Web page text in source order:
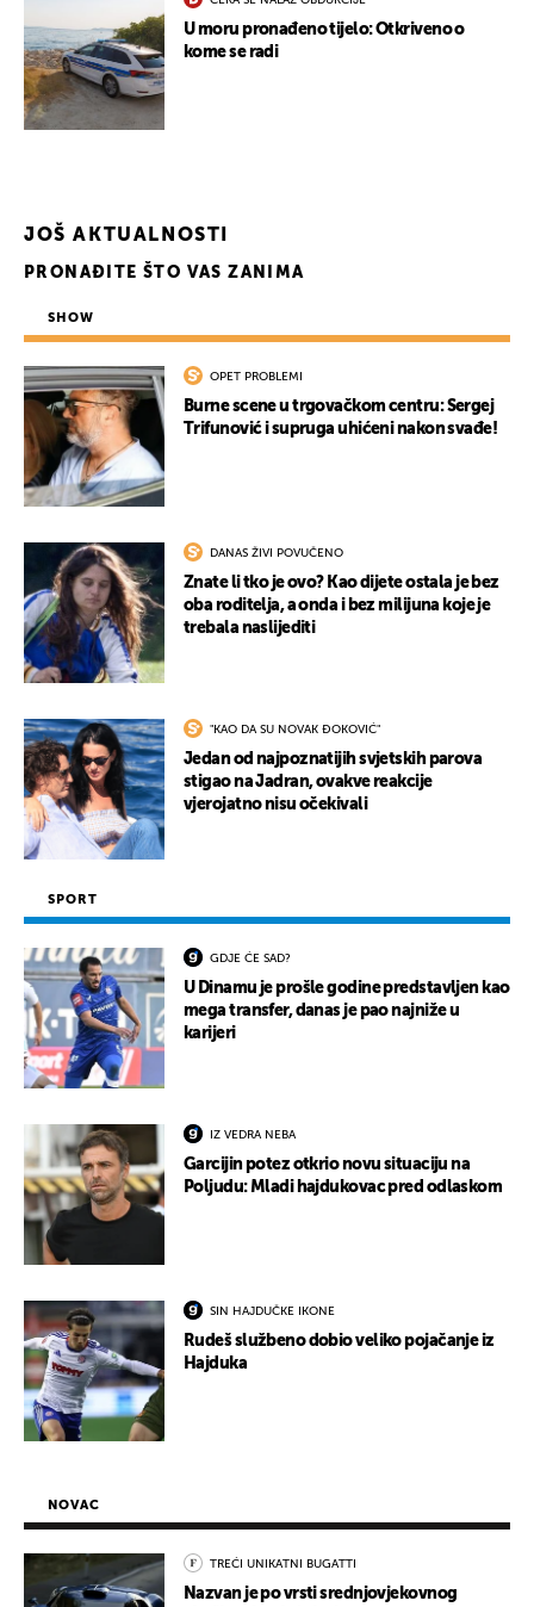
U moru pronađeno tijelo: Otkriveno o
kome se radi
JOŠ AKTUALNOSTI
PRONAĐITE ŠTO VAS ZANIMA
SHOW
OPET PROBLEMI
Burne scene u trgovačkom centru: Sergej
Trifunović i supruga uhićeni nakon svađe!
DANAS ŽIVI POVUČENO
Znate li tko je ovo? Kao dijete ostala je bez
oba roditelja, a onda i bez milijuna koje je
trebala naslijediti
"KAO DA SU NOVAK ĐOKOVIĆ"
Jedan od najpoznatijih svjetskih parova
stigao na Jadran, ovakve reakcije
vjerojatno nisu očekivali
SPORT
GDJE ĆE SAD?
U Dinamu je prošle godine predstavljen kao
mega transfer, danas je pao najniže u
karijeri
IZ VEDRA NEBA
Garcijin potez otkrio novu situaciju na
Poljudu: Mladi hajdukovac pred odlaskom
SIN HAJDUČKE IKONE
Rudeš službeno dobio veliko pojačanje iz
Hajduka
NOVAC
TREĆI UNIKATNI BUGATTI
Nazvan je po vrsti srednjovjekovnog
UKLJUČITE NOTIFIKACIJE